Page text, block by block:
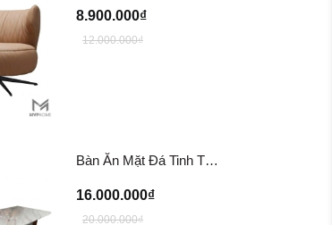
8.900.000₫
12.000.000₫
Bàn Ăn Mặt Đá Tinh Thể BA202
16.000.000₫
20.000.000₫